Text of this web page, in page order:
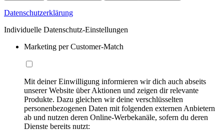
Datenschutzerklärung
Individuelle Datenschutz-Einstellungen
Marketing per Customer-Match
Mit deiner Einwilligung informieren wir dich auch abseits
unserer Website über Aktionen und zeigen dir relevante
Produkte. Dazu gleichen wir deine verschlüsselten
personenbezogenen Daten mit folgenden externen Anbietern
ab und nutzen deren Online-Werbekanäle, sofern du deren
Dienste bereits nutzt: